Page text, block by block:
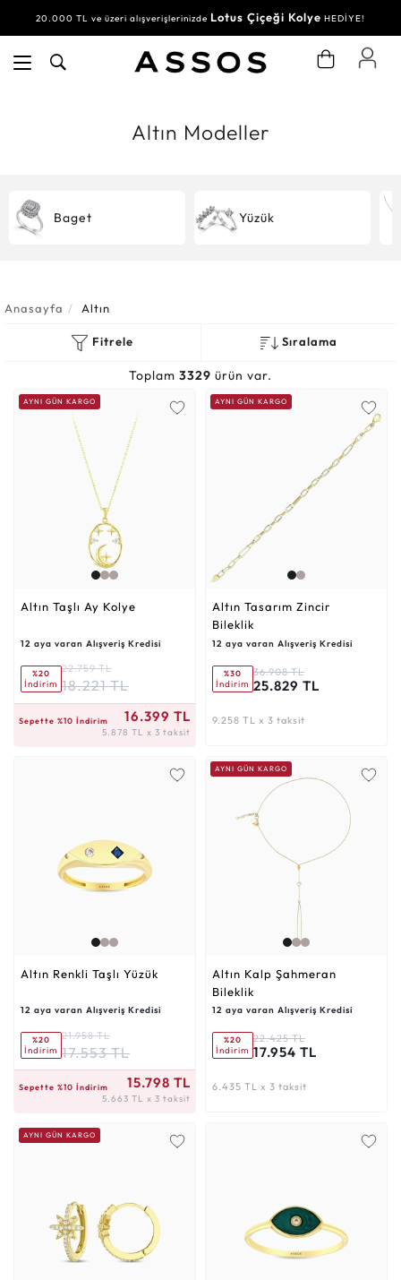
20.000 TL ve üzeri alışverişlerinizde Lotus Çiçeği Kolye HEDİYE!
30.000 TL ve üzeri alışverişlerinizdeSu Yolu BileklikHEDİYE!
Altın Modeller
Baget Yüzük
Anasayfa Altın
Fitrele Sıralama
Toplam 3329 ürün var.
AYNI GÜN KARGO
Altın Taşlı Ay Kolye
12 aya varan Alışveriş Kredisi
%20
İndirim
22.759 TL
18.221 TL
Sepette %10 İndirim 16.399 TL
5.878 TL x 3 taksit
AYNI GÜN KARGO
Altın Tasarım Zincir
Bileklik
12 aya varan Alışveriş Kredisi
%30
İndirim
36.908 TL
25.829 TL
9.258 TL x 3 taksit
Altın Renkli Taşlı Yüzük
12 aya varan Alışveriş Kredisi
%20
İndirim
21.958 TL
17.553 TL
Sepette %10 İndirim 15.798 TL
5.663 TL x 3 taksit
AYNI GÜN KARGO
Altın Kalp Şahmeran
Bileklik
12 aya varan Alışveriş Kredisi
%20
İndirim
22.425 TL
17.954 TL
6.435 TL x 3 taksit
AYNI GÜN KARGO